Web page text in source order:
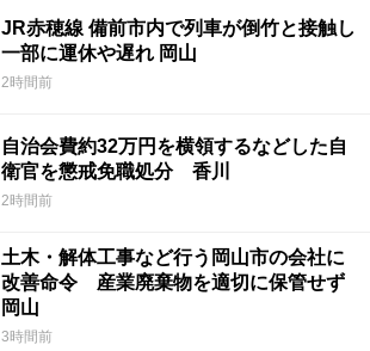
JR赤穂線 備前市内で列車が倒竹と接触し
一部に運休や遅れ 岡山
2時間前
自治会費約32万円を横領するなどした自
衛官を懲戒免職処分 香川
2時間前
土木・解体工事など行う岡山市の会社に
改善命令 産業廃棄物を適切に保管せず
岡山
3時間前